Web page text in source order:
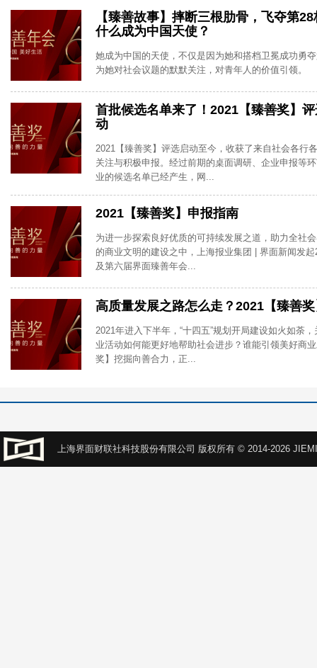
【臻善故事】摔断三根肋骨，飞夺第
什么成为中国天使？
她成为中国的天使，不仅是因为她和搭档卫冕成功勇
为她对社会议题的默默关注，对青年人的价值引领。
首批候选名单来了！2021【臻善奖】
动
2021【臻善奖】评选启动至今，收获了来自社会各行
关注与积极申报。经过前期的桌面调研、企业申报等
业的候选名单已经产生，网...
2021【臻善奖】申报指南
为进一步探索良好优质的可持续发展之道，助力全社
的商业文明的建设之中，上海报业集团 | 界面新闻发
及第六届界面臻善年会...
高质量发展之路怎么走？2021【臻善
2021年进入下半年，“十四五”规划开局建设如火如荼
业活动如何能更好地帮助社会进步？谁能引领美好商
奖】挖掘向善合力，正...
上海界面财联社科技股份有限公司 版权所有 © 2014-2026